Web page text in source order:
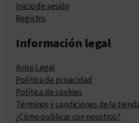
Inicio de sesión
Registro
Información legal
Aviso Legal
Política de privacidad
Política de cookies
Términos y condiciones de la
¿Cómo publicar con nosotros?